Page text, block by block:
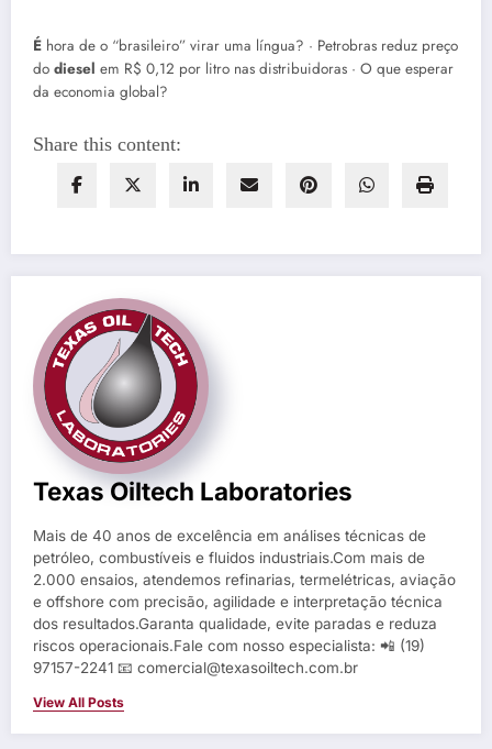
É hora de o “brasileiro” virar uma língua? · Petrobras reduz preço
do diesel em R$ 0,12 por litro nas distribuidoras · O que esperar
da economia global?
Share this content:
Texas Oiltech Laboratories
Mais de 40 anos de excelência em análises técnicas de
petróleo, combustíveis e fluidos industriais.Com mais de
2.000 ensaios, atendemos refinarias, termelétricas, aviação
e offshore com precisão, agilidade e interpretação técnica
dos resultados.Garanta qualidade, evite paradas e reduza
riscos operacionais.Fale com nosso especialista: 📲 (19)
97157-2241 📧 comercial@texasoiltech.com.br
View All Posts